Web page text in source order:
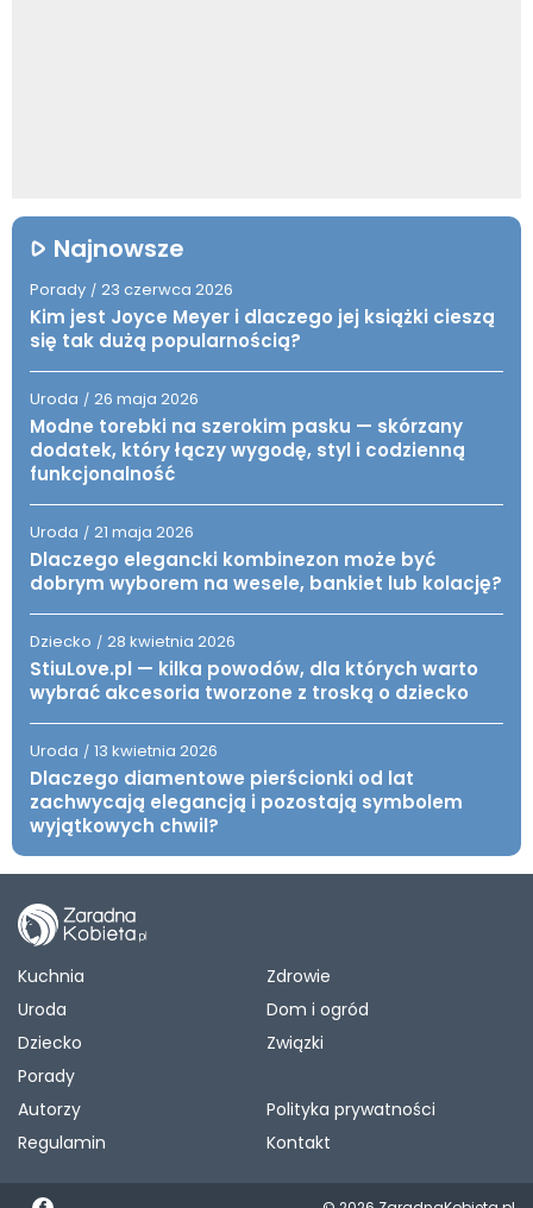
Najnowsze
Porady / 23 czerwca 2026
Kim jest Joyce Meyer i dlaczego jej książki cieszą
się tak dużą popularnością?
Uroda / 26 maja 2026
Modne torebki na szerokim pasku — skórzany
dodatek, który łączy wygodę, styl i codzienną
funkcjonalność
Uroda / 21 maja 2026
Dlaczego elegancki kombinezon może być
dobrym wyborem na wesele, bankiet lub kolację?
Dziecko / 28 kwietnia 2026
StiuLove.pl — kilka powodów, dla których warto
wybrać akcesoria tworzone z troską o dziecko
Uroda / 13 kwietnia 2026
Dlaczego diamentowe pierścionki od lat
zachwycają elegancją i pozostają symbolem
wyjątkowych chwil?
Kuchnia
Zdrowie
Uroda
Dom i ogród
Dziecko
Związki
Porady
Autorzy
Polityka prywatności
Regulamin
Kontakt